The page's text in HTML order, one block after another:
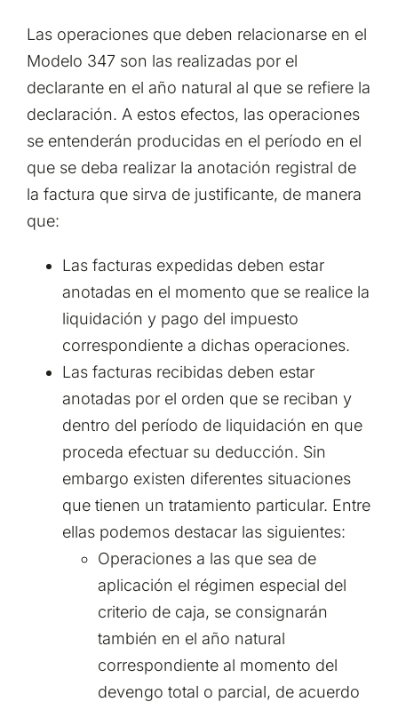
Las operaciones que deben relacionarse en el
Modelo 347 son las realizadas por el
declarante en el año natural al que se refiere la
declaración. A estos efectos, las operaciones
se entenderán producidas en el período en el
que se deba realizar la anotación registral de
la factura que sirva de justificante, de manera
que:
Las facturas expedidas deben estar
anotadas en el momento que se realice la
liquidación y pago del impuesto
correspondiente a dichas operaciones.
Las facturas recibidas deben estar
anotadas por el orden que se reciban y
dentro del período de liquidación en que
proceda efectuar su deducción. Sin
embargo existen diferentes situaciones
que tienen un tratamiento particular. Entre
ellas podemos destacar las siguientes:
Operaciones a las que sea de
aplicación el régimen especial del
criterio de caja, se consignarán
también en el año natural
correspondiente al momento del
devengo total o parcial, de acuerdo